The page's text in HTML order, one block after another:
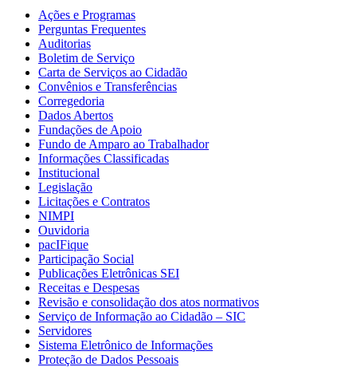
Ações e Programas
Perguntas Frequentes
Auditorias
Boletim de Serviço
Carta de Serviços ao Cidadão
Convênios e Transferências
Corregedoria
Dados Abertos
Fundações de Apoio
Fundo de Amparo ao Trabalhador
Informações Classificadas
Institucional
Legislação
Licitações e Contratos
NIMPI
Ouvidoria
pacIFique
Participação Social
Publicações Eletrônicas SEI
Receitas e Despesas
Revisão e consolidação dos atos normativos
Serviço de Informação ao Cidadão – SIC
Servidores
Sistema Eletrônico de Informações
Proteção de Dados Pessoais